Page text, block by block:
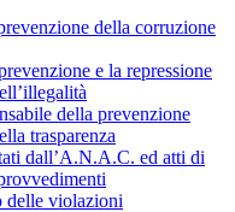
della corruzione
e la repressione
della prevenzione
trasparenza
dall’A.N.A.C. ed atti di
delle violazioni